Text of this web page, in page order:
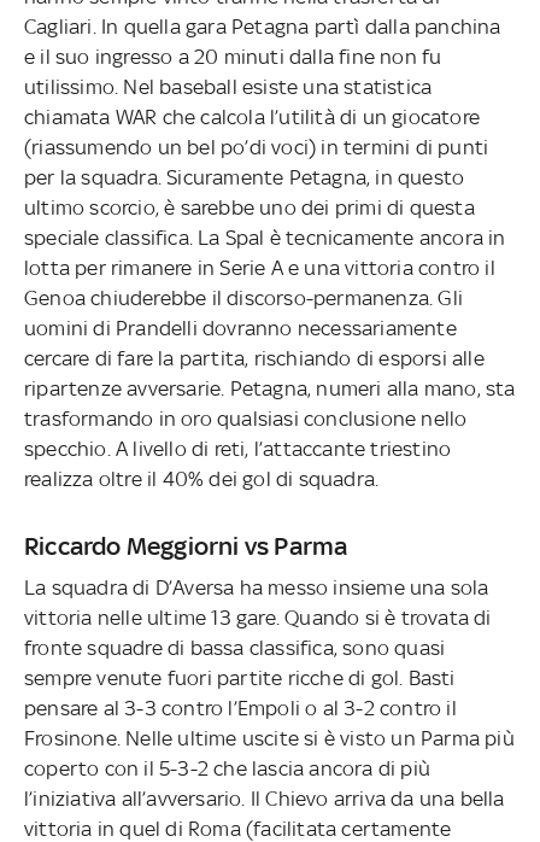
Cagliari. In quella gara Petagna partì dalla panchina
e il suo ingresso a 20 minuti dalla fine non fu
utilissimo. Nel baseball esiste una statistica
chiamata WAR che calcola l’utilità di un giocatore
(riassumendo un bel po’di voci) in termini di punti
per la squadra. Sicuramente Petagna, in questo
ultimo scorcio, è sarebbe uno dei primi di questa
speciale classifica. La Spal è tecnicamente ancora in
lotta per rimanere in Serie A e una vittoria contro il
Genoa chiuderebbe il discorso-permanenza. Gli
uomini di Prandelli dovranno necessariamente
cercare di fare la partita, rischiando di esporsi alle
ripartenze avversarie. Petagna, numeri alla mano, sta
trasformando in oro qualsiasi conclusione nello
specchio. A livello di reti, l’attaccante triestino
realizza oltre il 40% dei gol di squadra.
Riccardo Meggiorni vs Parma
La squadra di D’Aversa ha messo insieme una sola
vittoria nelle ultime 13 gare. Quando si è trovata di
fronte squadre di bassa classifica, sono quasi
sempre venute fuori partite ricche di gol. Basti
pensare al 3-3 contro l’Empoli o al 3-2 contro il
Frosinone. Nelle ultime uscite si è visto un Parma più
coperto con il 5-3-2 che lascia ancora di più
l’iniziativa all’avversario. Il Chievo arriva da una bella
vittoria in quel di Roma (facilitata certamente